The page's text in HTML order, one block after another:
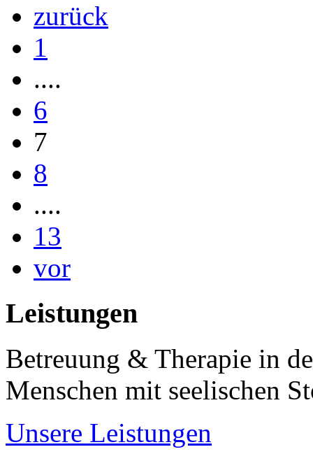
zurück
1
....
6
7
8
....
13
vor
Leistungen
Betreuung & Therapie in
Menschen mit seelischen
Unsere Leistungen